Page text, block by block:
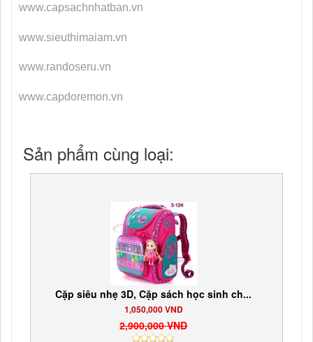
www.capsachnhatban.vn
www.sieuthimaiam.vn
www.randoseru.vn
www.capdoremon.vn
Sản phẩm cùng loại:
Cặp siêu nhẹ 3D, Cặp sách học sinh ch...
1,050,000 VND
2,900,000 VND